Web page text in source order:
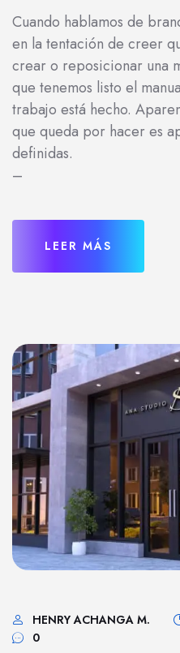
Cuando hablamos de
en la tentación de creer
crear o reposicionar una
que tenemos listo el
trabajo está hecho.
que queda por hacer es
definidas.
–
LEER MÁS
HENRY ACHANGA M.
0